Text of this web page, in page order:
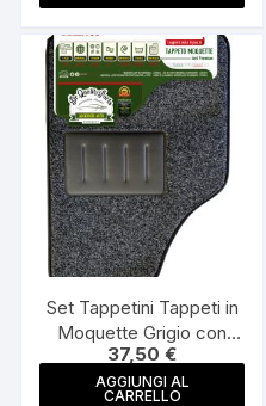
Set Tappetini Tappeti in
Moquette Grigio con
Battitacco Lord Premium
Made Italy
37,50€
AGGIUNGI AL
CARRELLO